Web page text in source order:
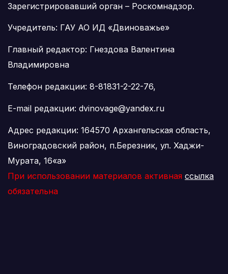
Зарегистрировавший орган – Роскомнадзор.
Учредитель: ГАУ АО ИД «Двиноважье»
Главный редактор: Гнездова Валентина
Владимировна
Телефон редакции: 8-81831-2-22-76,
E-mail редакции: dvinovage@yandex.ru
Адрес редакции: 164570 Архангельская область,
Виноградовский район, п.Березник, ул. Хаджи-
Мурата, 16«а»
При использовании материалов активная ссылка
обязательна